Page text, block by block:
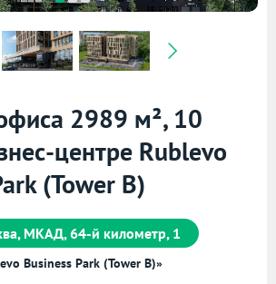
2989 м², 10
центре Rublevo
(Tower B)
МКАД, 64-й километр, 1
Business Park (Tower B)»